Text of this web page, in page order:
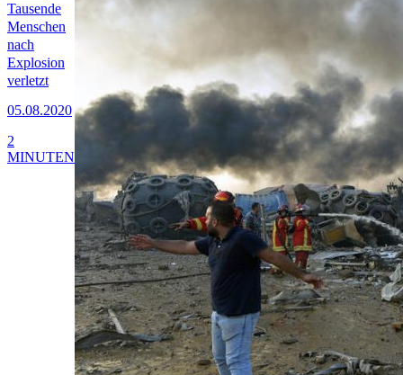
Tausende
Menschen
nach
Explosion
verletzt
05.08.2020
2
MINUTEN